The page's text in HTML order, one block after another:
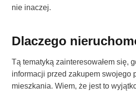
nie inaczej.
Dlaczego
Tą tematyką zainteresowałem się,
informacji przed zakupem swojego
mieszkania. Wiem, że jest to